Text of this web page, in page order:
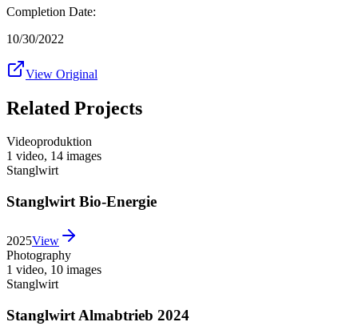
Completion Date:
10/30/2022
View Original
Related Projects
Videoproduktion
1 video, 14 images
Stanglwirt
Stanglwirt Bio-Energie
2025View
Photography
1 video, 10 images
Stanglwirt
Stanglwirt Almabtrieb 2024